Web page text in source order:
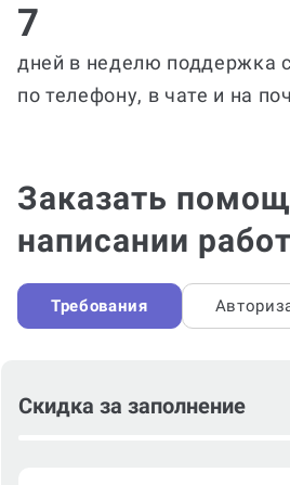
7
дней в неделю поддержка
по телефону, в чате и на
Заказать
написании
Требования
Скидка за заполнение